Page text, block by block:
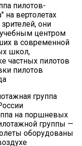
пилотов-
на вертолетах
они
центром
в современной
школ,
частных пилотов
пилотов
группа
на поршневых
группы —
оборудованы